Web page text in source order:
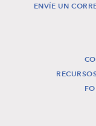
ENVÍE UN